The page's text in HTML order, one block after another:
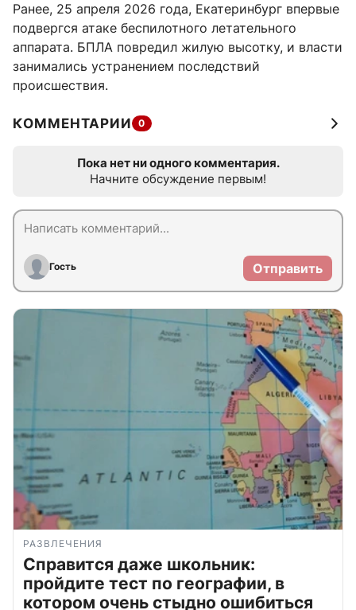
Ранее, 25 апреля 2026 года, Екатеринбург впервые
подвергся атаке беспилотного летательного
аппарата. БПЛА повредил жилую высотку, и власти
занимались устранением последствий
происшествия.
КОММЕНТАРИИ 0
Пока нет ни одного комментария.
Начните обсуждение первым!
Гость Отправить
РАЗВЛЕЧЕНИЯ
Справится даже школьник:
пройдите тест по географии, в
котором очень стыдно ошибиться